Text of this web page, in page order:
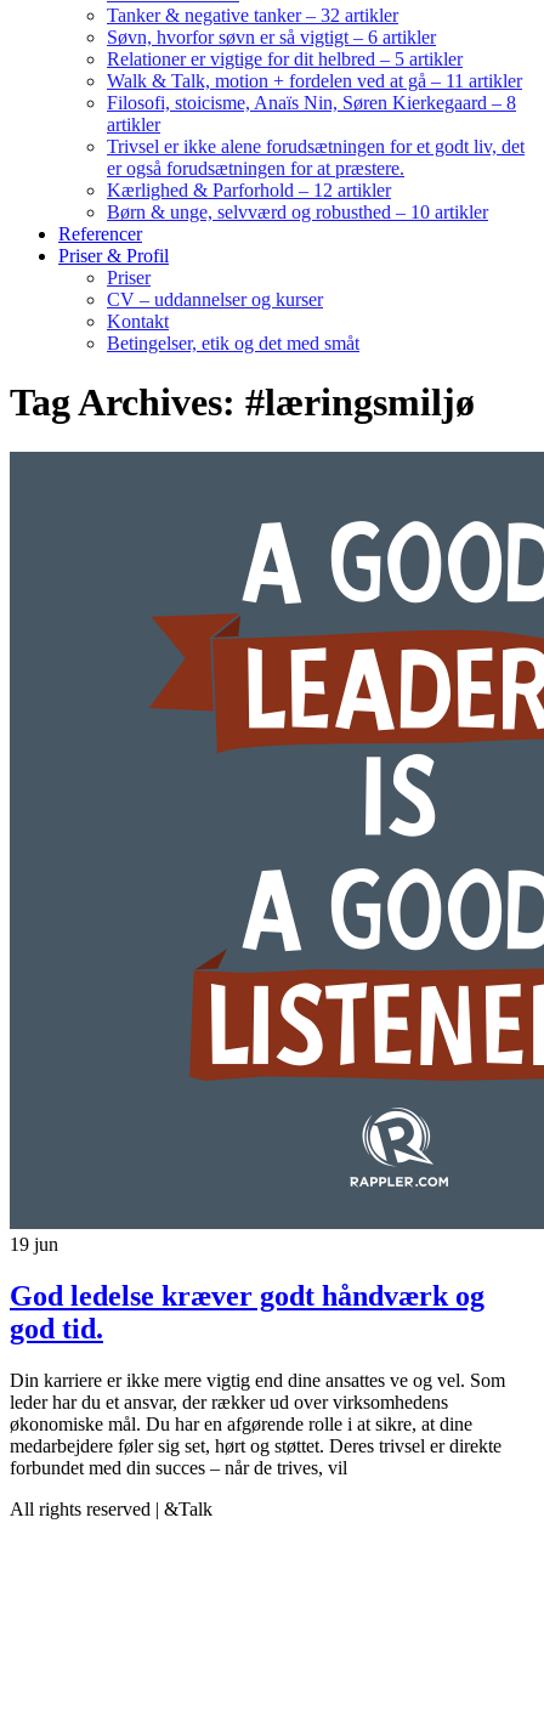
Tanker & negative tanker – 32 artikler
Søvn, hvorfor søvn er så vigtigt – 6 artikler
Relationer er vigtige for dit helbred – 5 artikler
Walk & Talk, motion + fordelen ved at gå – 11 artikler
Filosofi, stoicisme, Anaïs Nin, Søren Kierkegaard – 8
artikler
Trivsel er ikke alene forudsætningen for et godt liv, det
er også forudsætningen for at præstere.
Kærlighed & Parforhold – 12 artikler
Børn & unge, selvværd og robusthed – 10 artikler
Referencer
Priser & Profil
Priser
CV – uddannelser og kurser
Kontakt
Betingelser, etik og det med småt
Tag Archives: #læringsmiljø
19 jun
God ledelse kræver godt håndværk og
god tid.
Din karriere er ikke mere vigtig end dine ansattes ve og vel. Som
leder har du et ansvar, der rækker ud over virksomhedens
økonomiske mål. Du har en afgørende rolle i at sikre, at dine
medarbejdere føler sig set, hørt og støttet. Deres trivsel er direkte
forbundet med din succes – når de trives, vil
All rights reserved | &Talk